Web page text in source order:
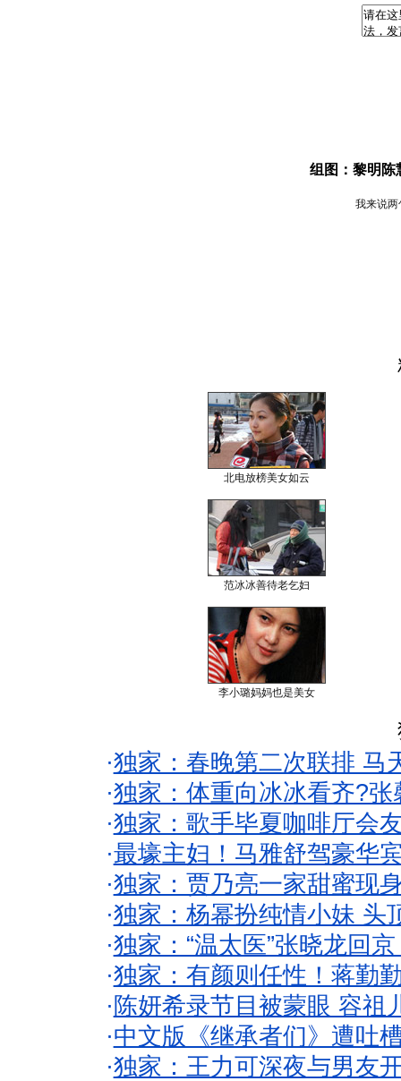
组图：黎明陈
我来说两
北电放榜美女如云
范冰冰善待老乞妇
李小璐妈妈也是美女
·独家：春晚第二次联排 马
·独家：体重向冰冰看齐?
·独家：歌手毕夏咖啡厅会
·最壕主妇！马雅舒驾豪华
·独家：贾乃亮一家甜蜜现
·独家：杨幂扮纯情小妹 头
·独家：“温太医”张晓龙回
·独家：有颜则任性！蒋勤
· 陈妍希录节目被蒙眼 容祖
·中文版《继承者们》遭吐
·独家：王力可深夜与男友